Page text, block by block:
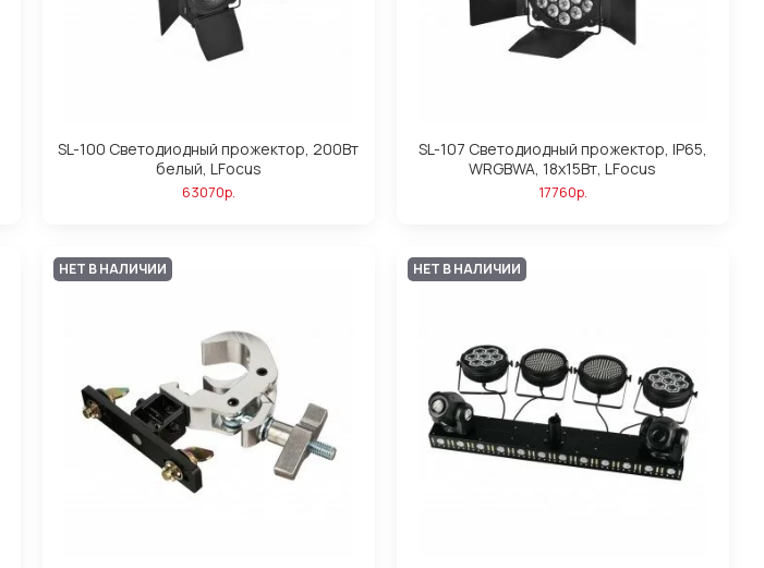
SL-100 Светодиодный прожектор, 200Вт
белый, LFocus
63070р.
SL-107 Светодиодный прожектор, IP65,
WRGBWA, 18х15Вт, LFocus
17760р.
НЕТ В НАЛИЧИИ НЕТ В НАЛИЧИИ